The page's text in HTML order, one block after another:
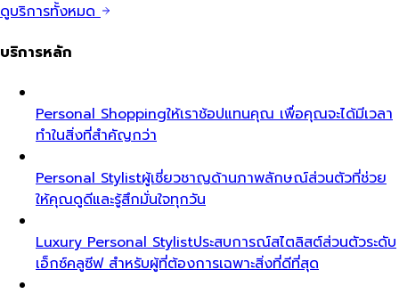
ดูบริการทั้งหมด
บริการหลัก
Personal Shoppingให้เราช้อปแทนคุณ เพื่อคุณจะได้มีเวลา
ทำในสิ่งที่สำคัญกว่า
Personal Stylistผู้เชี่ยวชาญด้านภาพลักษณ์ส่วนตัวที่ช่วย
ให้คุณดูดีและรู้สึกมั่นใจทุกวัน
Luxury Personal Stylistประสบการณ์สไตลิสต์ส่วนตัวระดับ
เอ็กซ์คลูซีฟ สำหรับผู้ที่ต้องการเฉพาะสิ่งที่ดีที่สุด